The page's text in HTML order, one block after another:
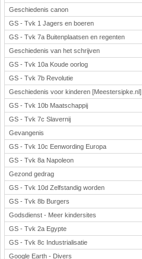
Geschiedenis canon
GS - Tvk 1 Jagers en boeren
GS - Tvk 7a Buitenplaatsen en regenten
Geschiedenis van het schrijven
GS - Tvk 10a Koude oorlog
GS - Tvk 7b Revolutie
Geschiedenis voor kinderen [Meestersipke.nl]
GS - Tvk 10b Maatschappij
GS - Tvk 7c Slavernij
Gevangenis
GS - Tvk 10c Eenwording Europa
GS - Tvk 8a Napoleon
Gezond gedrag
GS - Tvk 10d Zelfstandig worden
GS - Tvk 8b Burgers
Godsdienst - Meer kindersites
GS - Tvk 2a Egypte
GS - Tvk 8c Industrialisatie
Google Earth - Divers